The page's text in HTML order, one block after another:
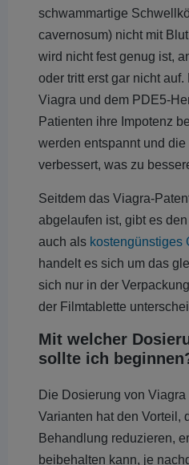
schwammartige
cavernosum) nicht mit
wird nicht fest genug ist,
oder tritt erst gar nicht
Viagra und dem PDE5-
Patienten ihre Impotenz
werden entspannt und
verbessert, was zu
Seitdem das Viagra-
abgelaufen ist, gibt es
auch als kostengünstiges
handelt es sich um das
sich nur in der
der Filmtablette
Mit welcher
sollte ich
Die Dosierung von
Varianten hat den Vorteil,
Behandlung reduzieren,
beibehalten kann, je